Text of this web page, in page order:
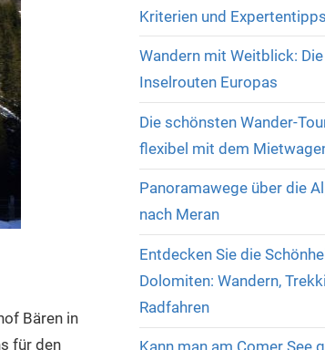
Bären in
für den
Kriterien und Expertentipps
Wandern mit Weitblick:
Inselrouten Europas
Die schönsten Wander-
flexibel mit dem
Panoramawege über die
nach Meran
Entdecken Sie die
Dolomiten: Wandern,
Radfahren